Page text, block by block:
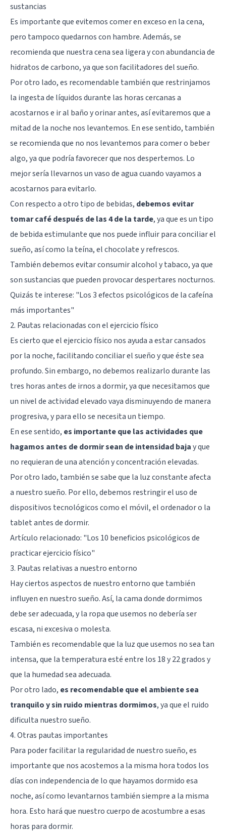
sustancias
Es importante que evitemos comer en exceso en la cena,
pero tampoco quedarnos con hambre. Además, se
recomienda que nuestra cena sea ligera y con abundancia de
hidratos de carbono, ya que son facilitadores del sueño.
Por otro lado, es recomendable también que restrinjamos
la ingesta de líquidos durante las horas cercanas a
acostarnos e ir al baño y orinar antes, así evitaremos que a
mitad de la noche nos levantemos. En ese sentido, también
se recomienda que no nos levantemos para comer o beber
algo, ya que podría favorecer que nos despertemos. Lo
mejor sería llevarnos un vaso de agua cuando vayamos a
acostarnos para evitarlo.
Con respecto a otro tipo de bebidas, debemos evitar
tomar café después de las 4 de la tarde, ya que es un tipo
de bebida estimulante que nos puede influir para conciliar el
sueño, así como la teína, el chocolate y refrescos.
También debemos evitar consumir alcohol y tabaco, ya que
son sustancias que pueden provocar despertares nocturnos.
Quizás te interese: "Los 3 efectos psicológicos de la cafeína
más importantes"
2. Pautas relacionadas con el ejercicio físico
Es cierto que el ejercicio físico nos ayuda a estar cansados
por la noche, facilitando conciliar el sueño y que éste sea
profundo. Sin embargo, no debemos realizarlo durante las
tres horas antes de irnos a dormir, ya que necesitamos que
un nivel de actividad elevado vaya disminuyendo de manera
progresiva, y para ello se necesita un tiempo.
En ese sentido, es importante que las actividades que
hagamos antes de dormir sean de intensidad bajay que
no requieran de una atención y concentración elevadas.
Por otro lado, también se sabe que la luz constante afecta
a nuestro sueño. Por ello, debemos restringir el uso de
dispositivos tecnológicos como el móvil, el ordenador o la
tablet antes de dormir.
Artículo relacionado: "Los 10 beneficios psicológicos de
practicar ejercicio físico"
3. Pautas relativas a nuestro entorno
Hay ciertos aspectos de nuestro entorno que también
influyen en nuestro sueño. Así, la cama donde dormimos
debe ser adecuada, y la ropa que usemos no debería ser
escasa, ni excesiva o molesta.
También es recomendable que la luz que usemos no sea tan
intensa, que la temperatura esté entre los 18 y 22 grados y
que la humedad sea adecuada.
Por otro lado, es recomendable que el ambiente sea
tranquilo y sin ruido mientras dormimos, ya que el ruido
dificulta nuestro sueño.
4. Otras pautas importantes
Para poder facilitar la regularidad de nuestro sueño, es
importante que nos acostemos a la misma hora todos los
días con independencia de lo que hayamos dormido esa
noche, así como levantarnos también siempre a la misma
hora. Esto hará que nuestro cuerpo de acostumbre a esas
horas para dormir.